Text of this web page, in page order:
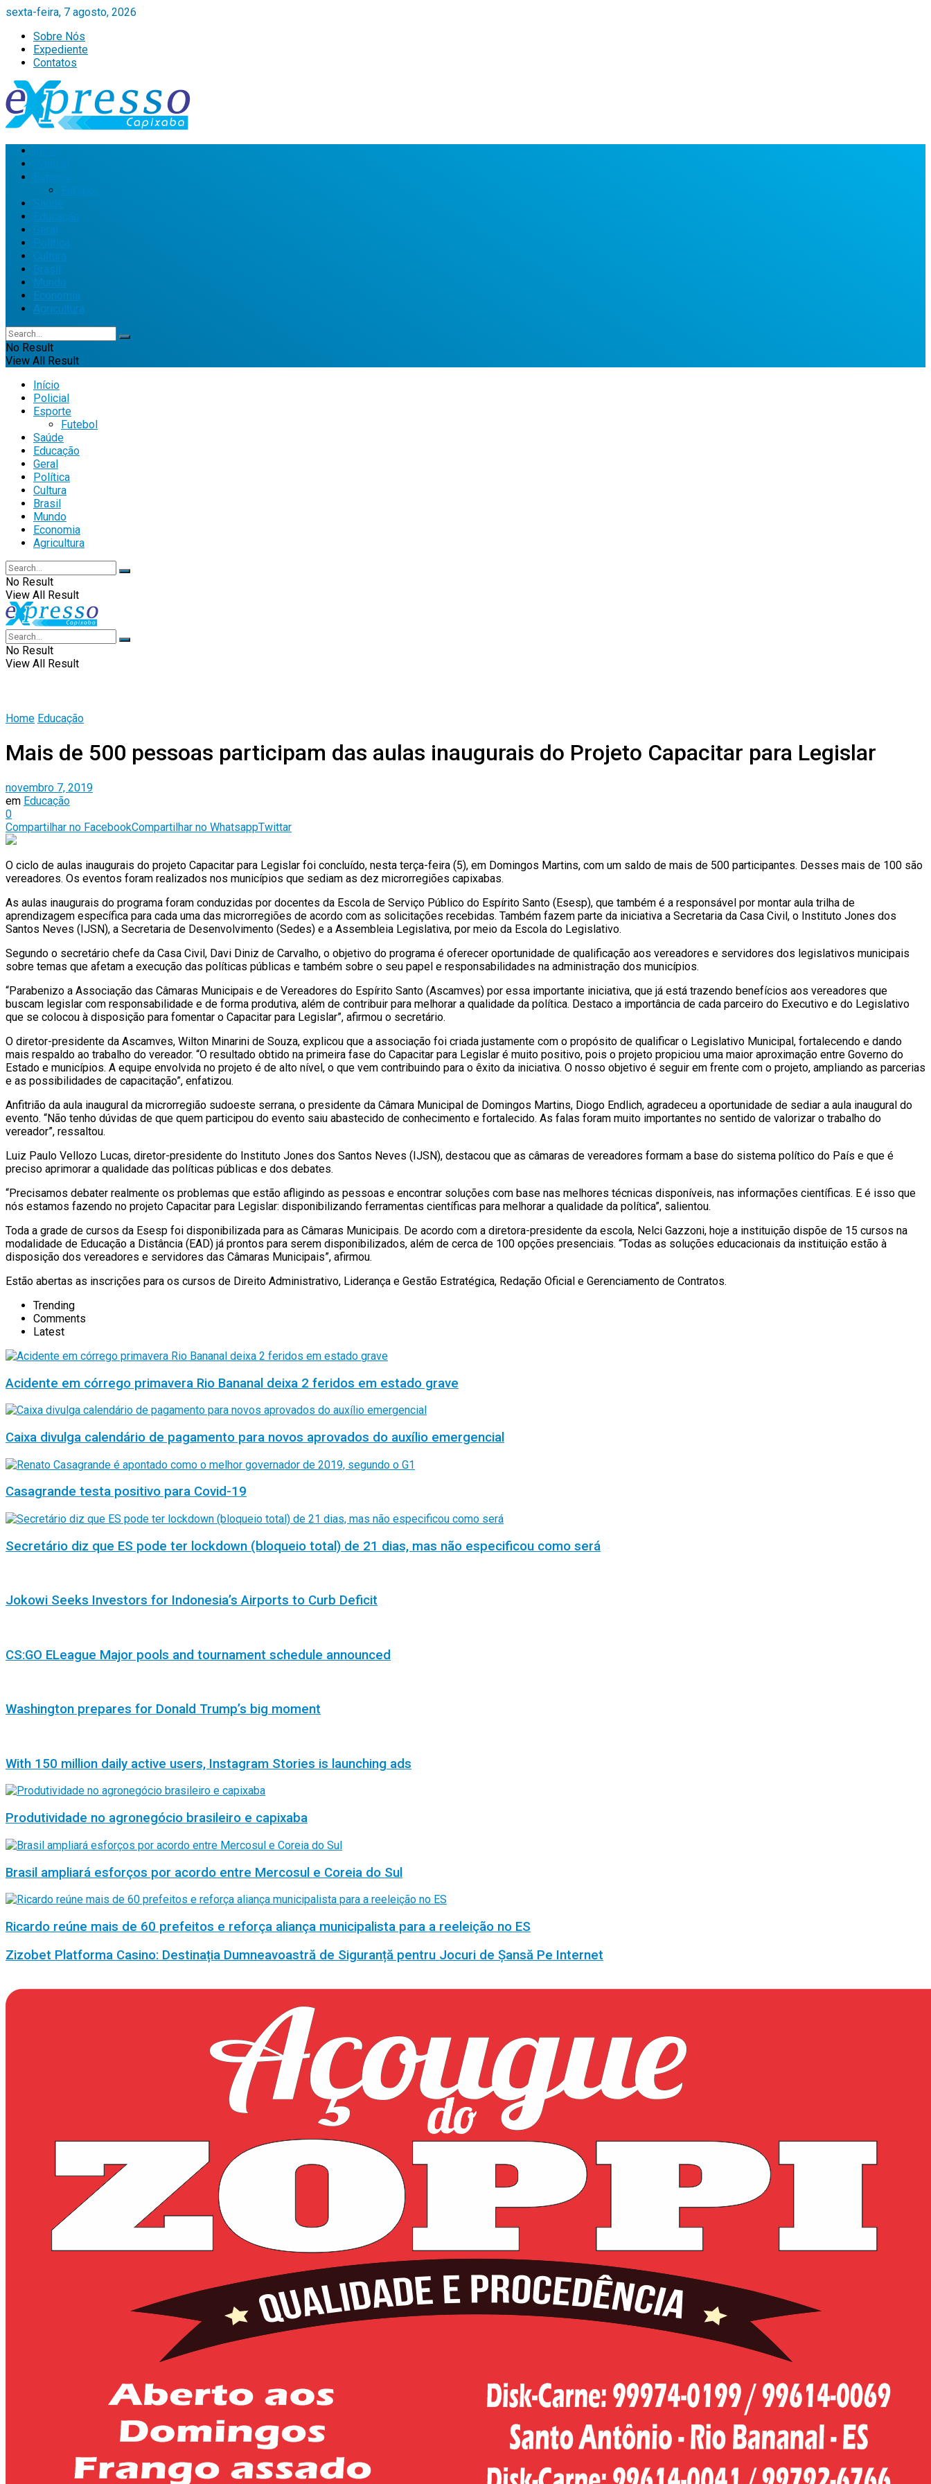
sexta-feira, 7 agosto, 2026
Sobre Nós
Expediente
Contatos
Política
Cultura
Brasil
Mundo
Economia
Agricultura
No Result
View All Result
Início
Policial
Esporte
Futebol
Saúde
Educação
Geral
Política
Cultura
Brasil
Mundo
Economia
Agricultura
No Result
View All Result
No Result
View All Result
Home Educação
Mais de 500 pessoas participam das aulas inaugurais do Projeto Capacitar para Legislar
novembro 7, 2019
em Educação
0
Compartilhar no FacebookCompartilhar no WhatsappTwittar
O ciclo de aulas inaugurais do projeto Capacitar para Legislar foi concluído, nesta terça-feira (5), em Domingos Martins, com um saldo de mais de 500 participantes. Desses mais de 100 são
vereadores. Os eventos foram realizados nos municípios que sediam as dez microrregiões capixabas.
As aulas inaugurais do programa foram conduzidas por docentes da Escola de Serviço Público do Espírito Santo (Esesp), que também é a responsável por montar aula trilha de
aprendizagem específica para cada uma das microrregiões de acordo com as solicitações recebidas. Também fazem parte da iniciativa a Secretaria da Casa Civil, o Instituto Jones dos
Santos Neves (IJSN), a Secretaria de Desenvolvimento (Sedes) e a Assembleia Legislativa, por meio da Escola do Legislativo.
Segundo o secretário chefe da Casa Civil, Davi Diniz de Carvalho, o objetivo do programa é oferecer oportunidade de qualificação aos vereadores e servidores dos legislativos municipais
sobre temas que afetam a execução das políticas públicas e também sobre o seu papel e responsabilidades na administração dos municípios.
“Parabenizo a Associação das Câmaras Municipais e de Vereadores do Espírito Santo (Ascamves) por essa importante iniciativa, que já está trazendo benefícios aos vereadores que
buscam legislar com responsabilidade e de forma produtiva, além de contribuir para melhorar a qualidade da política. Destaco a importância de cada parceiro do Executivo e do Legislativo
que se colocou à disposição para fomentar o Capacitar para Legislar”, afirmou o secretário.
O diretor-presidente da Ascamves, Wilton Minarini de Souza, explicou que a associação foi criada justamente com o propósito de qualificar o Legislativo Municipal, fortalecendo e dando
mais respaldo ao trabalho do vereador. “O resultado obtido na primeira fase do Capacitar para Legislar é muito positivo, pois o projeto propiciou uma maior aproximação entre Governo do
Estado e municípios. A equipe envolvida no projeto é de alto nível, o que vem contribuindo para o êxito da iniciativa. O nosso objetivo é seguir em frente com o projeto, ampliando as parcerias
e as possibilidades de capacitação”, enfatizou.
Anfitrião da aula inaugural da microrregião sudoeste serrana, o presidente da Câmara Municipal de Domingos Martins, Diogo Endlich, agradeceu a oportunidade de sediar a aula inaugural do
evento. “Não tenho dúvidas de que quem participou do evento saiu abastecido de conhecimento e fortalecido. As falas foram muito importantes no sentido de valorizar o trabalho do
vereador”, ressaltou.
Luiz Paulo Vellozo Lucas, diretor-presidente do Instituto Jones dos Santos Neves (IJSN), destacou que as câmaras de vereadores formam a base do sistema político do País e que é
preciso aprimorar a qualidade das políticas públicas e dos debates.
“Precisamos debater realmente os problemas que estão afligindo as pessoas e encontrar soluções com base nas melhores técnicas disponíveis, nas informações científicas. E é isso que
nós estamos fazendo no projeto Capacitar para Legislar: disponibilizando ferramentas científicas para melhorar a qualidade da política”, salientou.
Toda a grade de cursos da Esesp foi disponibilizada para as Câmaras Municipais. De acordo com a diretora-presidente da escola, Nelci Gazzoni, hoje a instituição dispõe de 15 cursos na
modalidade de Educação a Distância (EAD) já prontos para serem disponibilizados, além de cerca de 100 opções presenciais. “Todas as soluções educacionais da instituição estão à
disposição dos vereadores e servidores das Câmaras Municipais”, afirmou.
Estão abertas as inscrições para os cursos de Direito Administrativo, Liderança e Gestão Estratégica, Redação Oficial e Gerenciamento de Contratos.
Trending
Comments
Latest
Acidente em córrego primavera Rio Bananal deixa 2 feridos em estado grave
Caixa divulga calendário de pagamento para novos aprovados do auxílio emergencial
Casagrande testa positivo para Covid-19
Secretário diz que ES pode ter lockdown (bloqueio total) de 21 dias, mas não especificou como será
Jokowi Seeks Investors for Indonesia’s Airports to Curb Deficit
CS:GO ELeague Major pools and tournament schedule announced
Washington prepares for Donald Trump’s big moment
With 150 million daily active users, Instagram Stories is launching ads
Produtividade no agronegócio brasileiro e capixaba
Brasil ampliará esforços por acordo entre Mercosul e Coreia do Sul
Ricardo reúne mais de 60 prefeitos e reforça aliança municipalista para a reeleição no ES
Zizobet Platforma Casino: Destinația Dumneavoastră de Siguranță pentru Jocuri de Șansă Pe Internet